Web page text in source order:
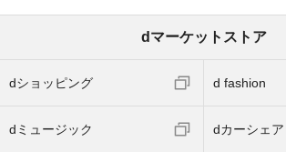
dマーケットストア
dショッピング d fashion
dミュージック dカーシェア